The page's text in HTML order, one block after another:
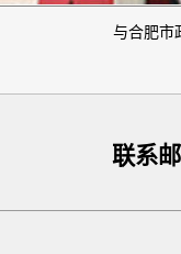
与合肥市
联系